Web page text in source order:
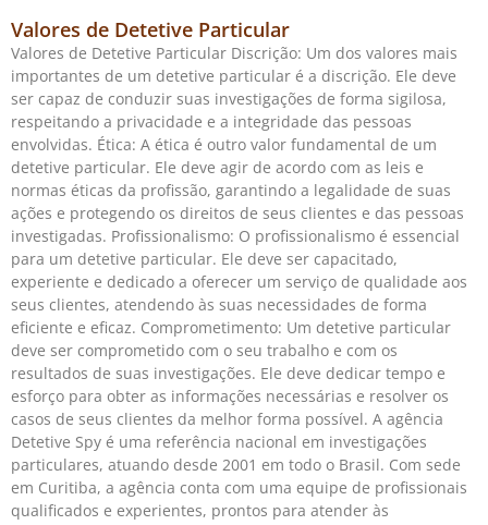
Valores de Detetive Particular
Valores de Detetive Particular Discrição: Um dos valores mais
importantes de um detetive particular é a discrição. Ele deve
ser capaz de conduzir suas investigações de forma sigilosa,
respeitando a privacidade e a integridade das pessoas
envolvidas. Ética: A ética é outro valor fundamental de um
detetive particular. Ele deve agir de acordo com as leis e
normas éticas da profissão, garantindo a legalidade de suas
ações e protegendo os direitos de seus clientes e das pessoas
investigadas. Profissionalismo: O profissionalismo é essencial
para um detetive particular. Ele deve ser capacitado,
experiente e dedicado a oferecer um serviço de qualidade aos
seus clientes, atendendo às suas necessidades de forma
eficiente e eficaz. Comprometimento: Um detetive particular
deve ser comprometido com o seu trabalho e com os
resultados de suas investigações. Ele deve dedicar tempo e
esforço para obter as informações necessárias e resolver os
casos de seus clientes da melhor forma possível. A agência
Detetive Spy é uma referência nacional em investigações
particulares, atuando desde 2001 em todo o Brasil. Com sede
em Curitiba, a agência conta com uma equipe de profissionais
qualificados e experientes, prontos para atender às